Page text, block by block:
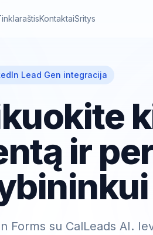
KontaktaiSritys
Lead Gen integracija
ir
Forms su CalLeads AI.